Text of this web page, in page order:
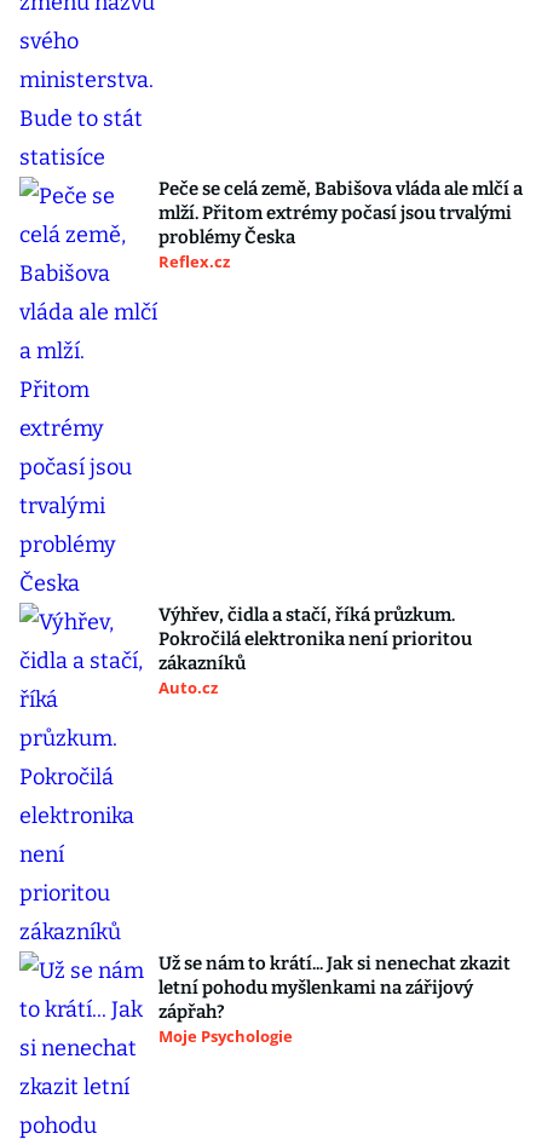
Peče se celá země, Babišova vláda ale mlčí a
mlží. Přitom extrémy počasí jsou trvalými
problémy Česka
Reflex.cz
Výhřev, čidla a stačí, říká průzkum.
Pokročilá elektronika není prioritou
zákazníků
Auto.cz
Už se nám to krátí... Jak si nenechat zkazit
letní pohodu myšlenkami na zářijový
zápřah?
Moje Psychologie